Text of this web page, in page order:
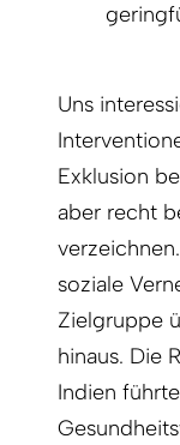
Uns
Exklusion
aber recht
soziale
Zielgruppe
hinaus. Die
Indien